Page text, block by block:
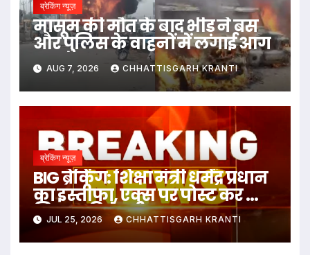
ब्रेकिंग न्यूज़
मासूम की मौत के बाद भीड़ ने बस
और पुलिस के वाहनों में लगाई आग
AUG 7, 2026 CHHATTISGARH KRANTI
ब्रेकिंग न्यूज़
BIG ब्रेकिंग: शिक्षा मंत्री धर्मेंद्र प्रधान
का इस्तीफा, एक्स पर पोस्ट कर क्या
लिखा पढ़िये पूरी खबर
JUL 25, 2026 CHHATTISGARH KRANTI